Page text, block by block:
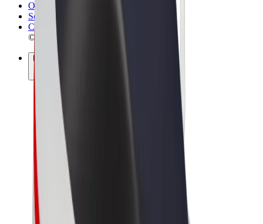
Obchodní podmínky
Soukromí
Cookies
© 2026 Bolt Technology OÜ
Produkty
Jízdy
Koloběžky
Bolt Market
Bolt Food
Bolt Drive
Bolt for Business
E-kola